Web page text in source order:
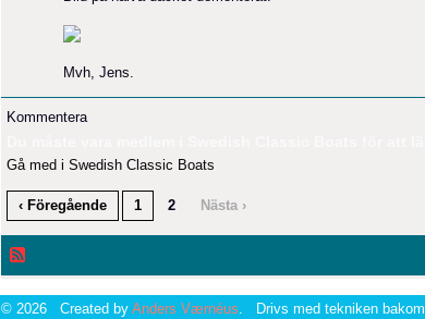
Mvh, Jens.
Kommentera
Gå med i Swedish Classic Boats
‹ Föregående 1 2 Nästa ›
© 2026 Created by Anders Værnéus. Drivs med tekniken bakom